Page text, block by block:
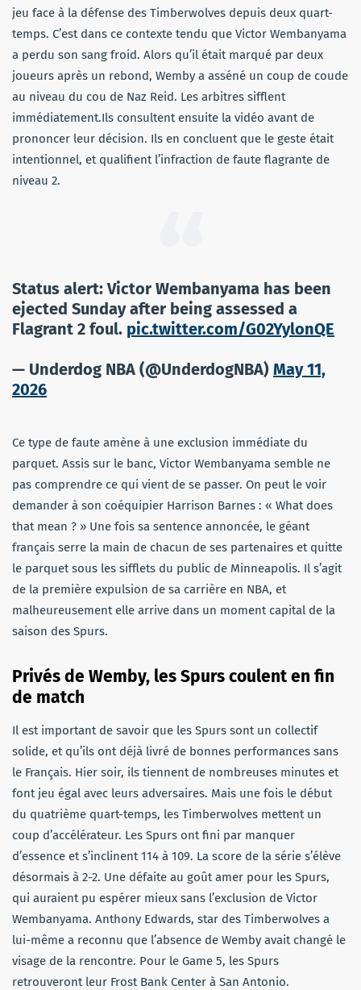
jeu face à la défense des Timberwolves depuis deux quart-
temps. C’est dans ce contexte tendu que Victor Wembanyama
a perdu son sang froid. Alors qu’il était marqué par deux
joueurs après un rebond, Wemby a asséné un coup de coude
au niveau du cou de Naz Reid. Les arbitres sifflent
immédiatement.Ils consultent ensuite la vidéo avant de
prononcer leur décision. Ils en concluent que le geste était
intentionnel, et qualifient l’infraction de faute flagrante de
niveau 2.
Status alert: Victor Wembanyama has been
ejected Sunday after being assessed a
Flagrant 2 foul. pic.twitter.com/G02YylonQE
— Underdog NBA (@UnderdogNBA) May 11,
2026
Ce type de faute amène à une exclusion immédiate du
parquet. Assis sur le banc, Victor Wembanyama semble ne
pas comprendre ce qui vient de se passer. On peut le voir
demander à son coéquipier Harrison Barnes : « What does
that mean ? » Une fois sa sentence annoncée, le géant
français serre la main de chacun de ses partenaires et quitte
le parquet sous les sifflets du public de Minneapolis. Il s’agit
de la première expulsion de sa carrière en NBA, et
malheureusement elle arrive dans un moment capital de la
saison des Spurs.
Privés de Wemby, les Spurs coulent en fin
de match
Il est important de savoir que les Spurs sont un collectif
solide, et qu’ils ont déjà livré de bonnes performances sans
le Français. Hier soir, ils tiennent de nombreuses minutes et
font jeu égal avec leurs adversaires. Mais une fois le début
du quatrième quart-temps, les Timberwolves mettent un
coup d’accélérateur. Les Spurs ont fini par manquer
d’essence et s’inclinent 114 à 109. La score de la série s’élève
désormais à 2-2. Une défaite au goût amer pour les Spurs,
qui auraient pu espérer mieux sans l’exclusion de Victor
Wembanyama. Anthony Edwards, star des Timberwolves a
lui-même a reconnu que l’absence de Wemby avait changé le
visage de la rencontre. Pour le Game 5, les Spurs
retrouveront leur Frost Bank Center à San Antonio.